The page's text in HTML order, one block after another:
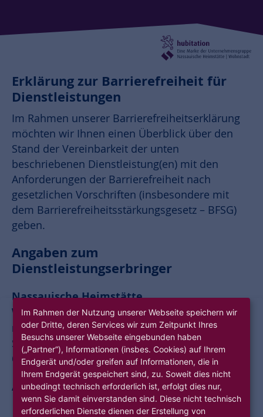
Erklärung zur Barrierefreiheit für
Dienstleistungen
Im Rahmen unserer Barrierefreiheitserklärung
möchten wir Ihnen einen Überblick über den
Stand der Vereinbarkeit der unten
beschriebenen Dienstleistung(en) mit den
Anforderungen der Barrierefreiheit nach
gesetzlichen Vorschriften (insbesondere mit
dem Barrierefreiheitsstärkungsgesetz – BFSG)
geben.
Angaben zum
Dienstleistungserbringer
Nassauische Heimstätte
Wohnungs- und Entwicklungsgesellschaft
mbH
Schaumainkai 47
60596 Frankfurt am Main
Allgemeine Beschreibung der
Dienstleistung
Im Rahmen der Nutzung unserer Webseite speichern wir
oder Dritte, deren Services wir zum Zeitpunkt Ihres
Besuchs unserer Webseite eingebunden haben
(„Partner“), Informationen (insbes. Cookies) auf Ihrem
Endgerät und/oder greifen auf Informationen, die in
Ihrem Endgerät gespeichert sind, zu. Soweit dies nicht
unbedingt technisch erforderlich ist, erfolgt dies nur,
wenn Sie damit einverstanden sind. Diese nicht technisch
erforderlichen Dienste dienen der Erstellung von